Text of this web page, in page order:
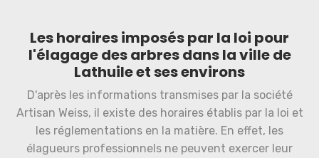
Les horaires imposés par la loi pour
l'élagage des arbres dans la ville de
Lathuile et ses environs
D'après les informations transmises par la société
Artisan Weiss, il existe des horaires établis par la loi et
les réglementations en la matière. En effet, les
élagueurs professionnels ne peuvent exercer leur